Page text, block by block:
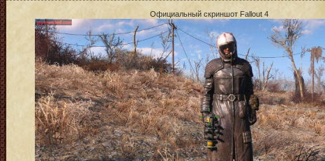
Официальный скриншот Fallout 4